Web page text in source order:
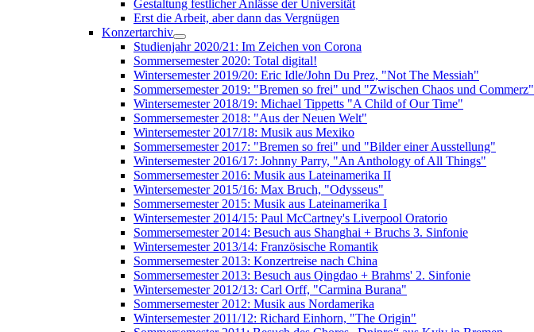
Gestaltung festlicher Anlässe der Universität
Erst die Arbeit, aber dann das Vergnügen
Konzertarchiv
Studienjahr 2020/21: Im Zeichen von Corona
Sommersemester 2020: Total digital!
Wintersemester 2019/20: Eric Idle/John Du Prez, "Not The Messiah"
Sommersemester 2019: "Bremen so frei" und "Zwischen Chaos und Commerz"
Wintersemester 2018/19: Michael Tippetts "A Child of Our Time"
Sommersemester 2018: "Aus der Neuen Welt"
Wintersemester 2017/18: Musik aus Mexiko
Sommersemester 2017: "Bremen so frei" und "Bilder einer Ausstellung"
Wintersemester 2016/17: Johnny Parry, "An Anthology of All Things"
Sommersemester 2016: Musik aus Lateinamerika II
Wintersemester 2015/16: Max Bruch, "Odysseus"
Sommersemester 2015: Musik aus Lateinamerika I
Wintersemester 2014/15: Paul McCartney's Liverpool Oratorio
Sommersemester 2014: Besuch aus Shanghai + Bruchs 3. Sinfonie
Wintersemester 2013/14: Französische Romantik
Sommersemester 2013: Konzertreise nach China
Sommersemester 2013: Besuch aus Qingdao + Brahms' 2. Sinfonie
Wintersemester 2012/13: Carl Orff, "Carmina Burana"
Sommersemester 2012: Musik aus Nordamerika
Wintersemester 2011/12: Richard Einhorn, "The Origin"